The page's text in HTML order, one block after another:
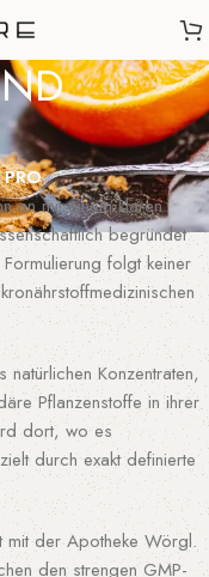
an mit einem klaren
begründet
folgt keiner
Konzentraten,
Pflanzenstoffe in ihrer
dort, wo es
durch exakt definierte
mit der Apotheke Wörgl.
den strengen GMP-